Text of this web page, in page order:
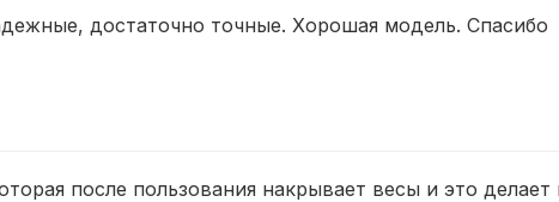
достаточно точные. Хорошая модель. Спасибо
после пользования накрывает весы и это